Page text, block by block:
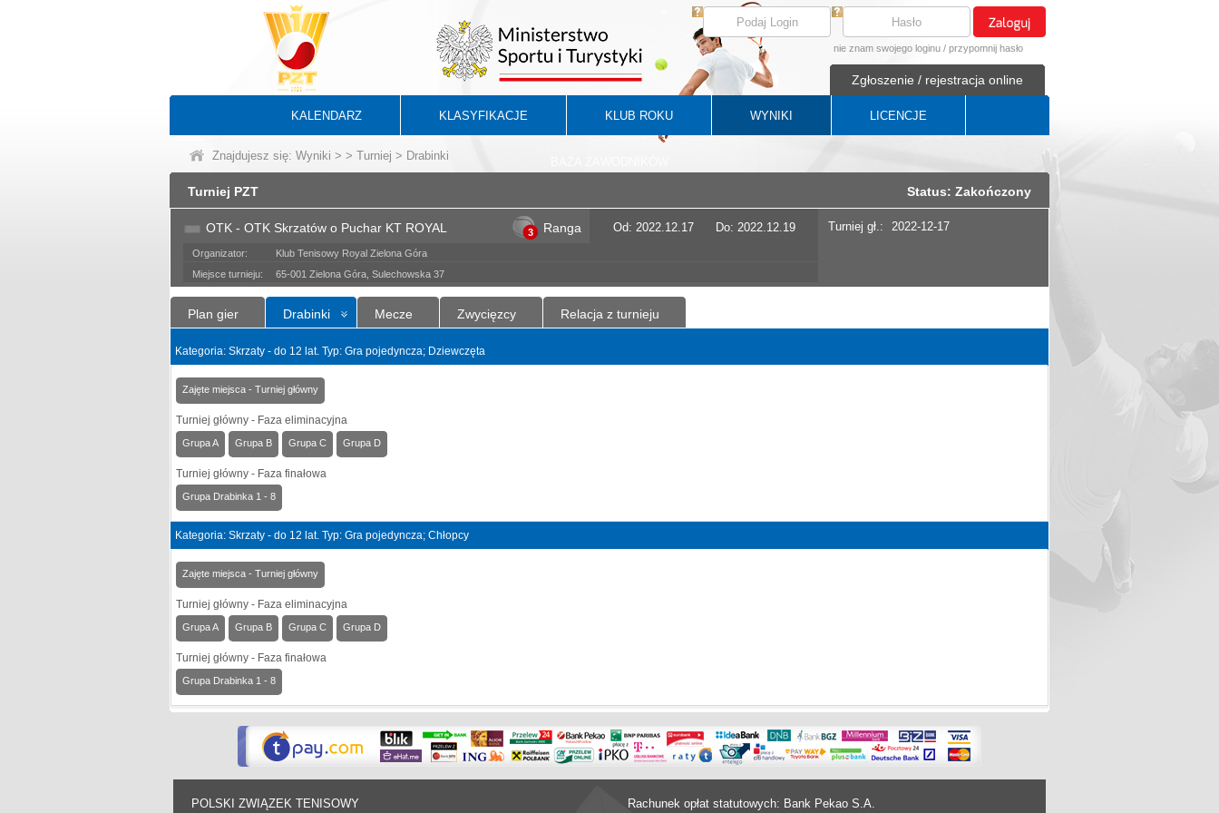
nie znam swojego loginu / przypomnij hasło
Zgłoszenie / rejestracja online
KALENDARZ KLASYFIKACJE KLUB ROKU WYNIKI LICENCJE
Znajdujesz się: Wyniki > > Turniej > Drabinki
Turniej PZT Status: Zakończony
OTK - OTK Skrzatów o Puchar KT ROYAL 3 Ranga Od: 2022.12.17 Do: 2022.12.19
Organizator:
Klub Tenisowy Royal Zielona Góra
Miejsce turnieju:
65-001 Zielona Góra, Sulechowska 37
Turniej gł.: 2022-12-17
Plan gier Drabinki Mecze Zwycięzcy Relacja z turnieju
Kategoria: Skrzaty - do 12 lat. Typ: Gra pojedyncza; Dziewczęta
Zajęte miejsca - Turniej główny
Turniej główny - Faza eliminacyjna
Grupa A Grupa B Grupa C Grupa D
Turniej główny - Faza finałowa
Grupa Drabinka 1 - 8
Kategoria: Skrzaty - do 12 lat. Typ: Gra pojedyncza; Chłopcy
Zajęte miejsca - Turniej główny
Turniej główny - Faza eliminacyjna
Grupa A Grupa B Grupa C Grupa D
Turniej główny - Faza finałowa
Grupa Drabinka 1 - 8
POLSKI ZWIĄZEK TENISOWY
Rachunek opłat statutowych: Bank Pekao S.A.